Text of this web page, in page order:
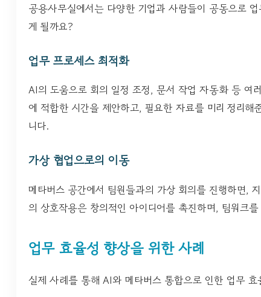
공용사무실에서는 다양한 기업과 사람들이 공동으로
게 될까요?
업무 프로세스 최적화
AI의 도움으로 회의 일정 조정, 문서 작업 자동화 등 여
에 적합한 시간을 제안하고, 필요한 자료를 미리 정리
니다.
가상 협업으로의 이동
메타버스 공간에서 팀원들과의 가상 회의를 진행하면,
의 상호작용은 창의적인 아이디어를 촉진하며, 팀워크
업무 효율성 향상을 위한 사례
실제 사례를 통해 AI와 메타버스 통합으로 인한 업무